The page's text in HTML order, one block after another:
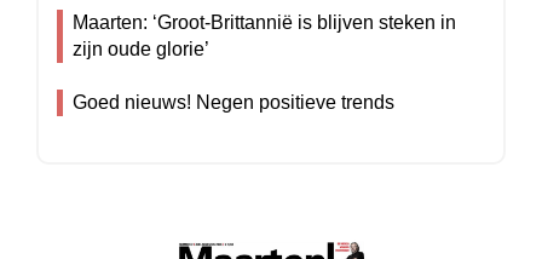
Maarten: ‘Groot-Brittannië is blijven steken in
zijn oude glorie’
Goed nieuws! Negen positieve trends